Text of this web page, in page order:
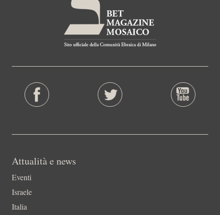
Attualità e news
Eventi
Israele
Italia